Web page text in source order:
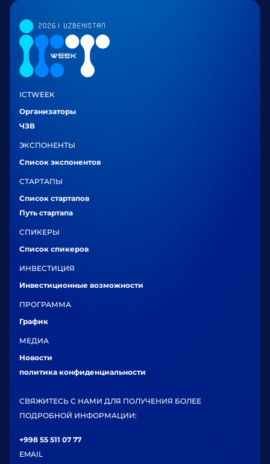
ICTWEEK
Организаторы
ЧЗВ
ЭКСПОНЕНТЫ
Список экспонентов
СТАРТАПЫ
Список стартапов
Путь стартапа
СПИКЕРЫ
Список спикеров
ИНВЕСТИЦИЯ
Инвестиционные возможности
ПРОГРАММА
График
МЕДИА
Новости
политика конфиденциальности
СВЯЖИТЕСЬ С НАМИ ДЛЯ ПОЛУЧЕНИЯ БОЛЕЕ
ПОДРОБНОЙ ИНФОРМАЦИИ:
+998 55 511 07 77
EMAIL